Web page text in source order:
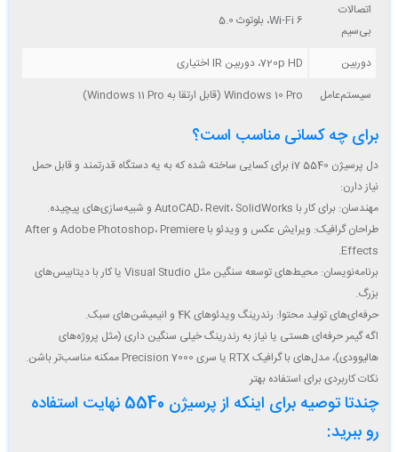
اتصالات
بی‌سیم
Wi-Fi 6، بلوتوث 5.0
دوربین
720p HD، دوربین IR اختیاری
سیستم‌عامل
Windows 10 Pro (قابل ارتقا به Windows 11 Pro)
برای چه کسانی مناسب است؟
دل پرسیژن 5540 i7 برای کسایی ساخته شده که به یه دستگاه قدرتمند و قابل حمل
نیاز دارن:
مهندسان: برای کار با AutoCAD، Revit، SolidWorks و شبیه‌سازی‌های پیچیده.
طراحان گرافیک
: ویرایش عکس و ویدئو با Adobe Photoshop، Premiere و After
Effects.
برنامه‌نویسان
: محیط‌های توسعه سنگین مثل Visual Studio یا کار با دیتابیس‌های
بزرگ.
حرفه‌ای‌های تولید محتوا: رندرینگ ویدئوهای 4K و انیمیشن‌های سبک.
اگه گیمر حرفه‌ای هستی یا نیاز به رندرینگ خیلی سنگین داری (مثل پروژه‌های
هالیوودی)، مدل‌های با گرافیک RTX یا سری Precision 7000 ممکنه مناسب‌تر باشن.
نکات کاربردی برای استفاده بهتر
چندتا توصیه برای اینکه از پرسیژن 5540 نهایت استفاده
رو ببرید: